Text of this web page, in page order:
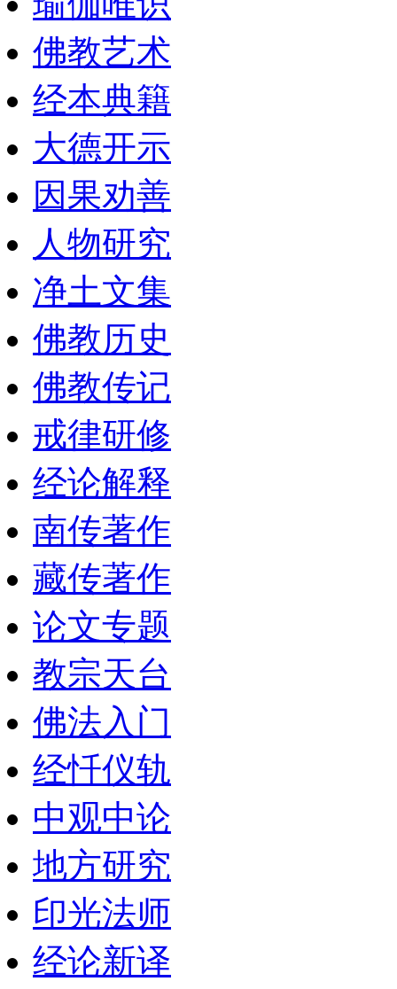
佛教艺术
经本典籍
大德开示
因果劝善
人物研究
净土文集
佛教历史
佛教传记
戒律研修
经论解释
南传著作
藏传著作
论文专题
教宗天台
佛法入门
经忏仪轨
中观中论
地方研究
印光法师
经论新译